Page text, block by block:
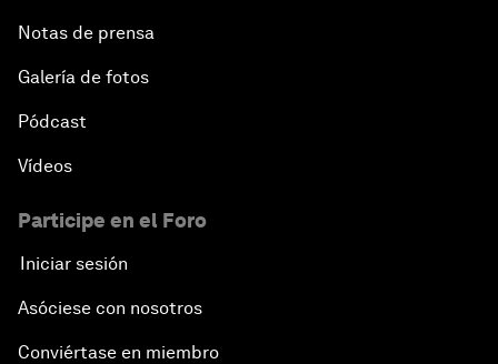
Notas de prensa
Galería de fotos
Pódcast
Vídeos
Participe en el Foro
Iniciar sesión
Asóciese con nosotros
Conviértase en miembro